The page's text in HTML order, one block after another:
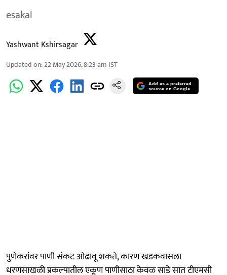
esakal
Yashwant Kshirsagar
Updated on:22 May 2026, 8:23 am IST
Add as a preferred
source on Google
पुणेकरांवर पाणी संकट ओढावू शकते, कारण खडकवासला
धरणसाखळी प्रकल्पातील एकूण पाणीसाठा केवळ साडे सात टीएमसी